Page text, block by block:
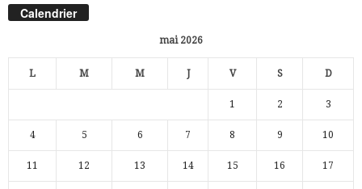
Calendrier
mai 2026
L M M J V S D
1 2 3
4 5 6 7 8 9 10
11 12 13 14 15 16 17